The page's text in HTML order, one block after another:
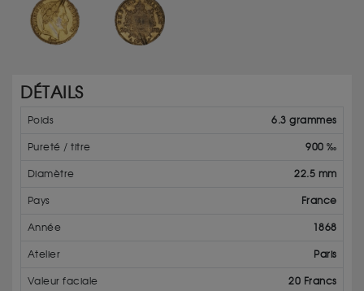
DÉTAILS
Poids 6.3 grammes
Pureté / titre 900 ‰
Diamètre 22.5 mm
Pays France
Année 1868
Atelier Paris
Valeur faciale 20 Francs